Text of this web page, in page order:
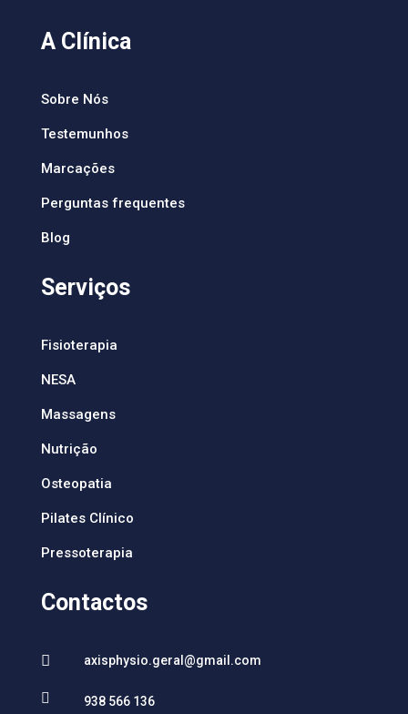
A Clínica
Sobre Nós
Testemunhos
Marcações
Perguntas frequentes
Blog
Serviços
Fisioterapia
NESA
Massagens
Nutrição
Osteopatia
Pilates Clínico
Pressoterapia
Contactos
 axisphysio.geral@gmail.com
 938 566 136